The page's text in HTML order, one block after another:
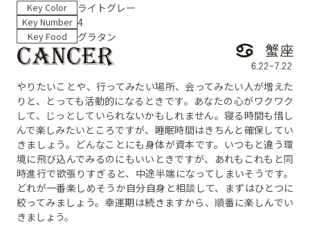
Key Color ライトグレー
Key Number 4
Key Food グラタン
やりたいことや、行ってみたい場所、会ってみたい人が増えた
りと、とっても活動的になるときです。あなたの心がワクワク
して、じっとしていられないかもしれません。寝る時間も惜し
んで楽しみたいところですが、睡眠時間はきちんと確保してい
きましょう。どんなことにも身体が資本です。いつもと違う環
境に飛び込んでみるのにもいいときですが、あれもこれもと同
時進行で欲張りすぎると、中途半端になってしまいそうです。
どれが一番楽しめそうか自分自身と相談して、まずはひとつに
絞ってみましょう。幸運期は続きますから、順番に楽しんでい
きましょう。